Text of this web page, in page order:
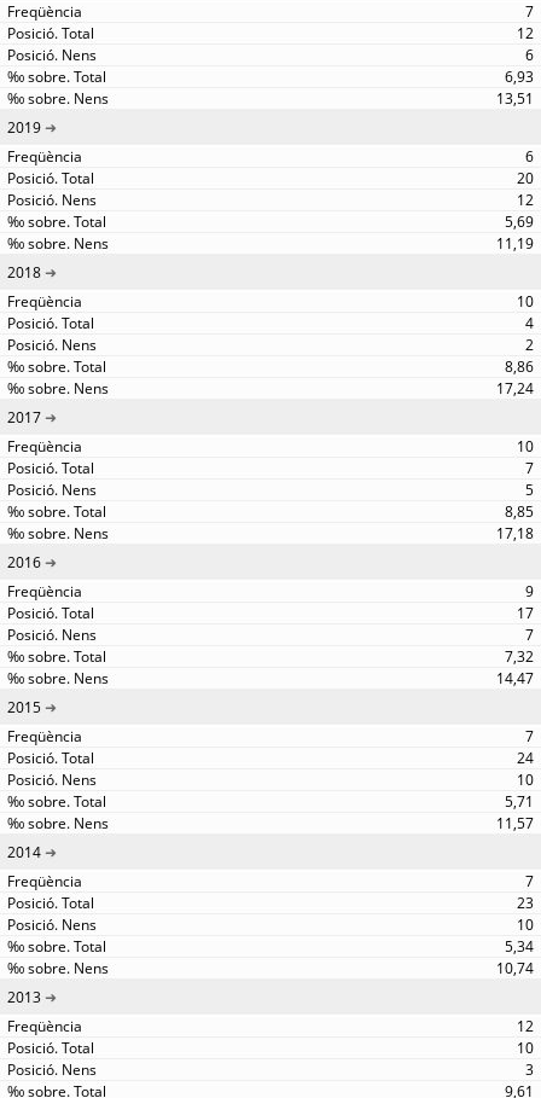
7
12
6
6,93
13,51
2019
6
20
12
5,69
11,19
2018
10
4
2
8,86
17,24
2017
10
7
5
8,85
17,18
2016
9
17
7
7,32
14,47
2015
7
24
10
5,71
11,57
2014
7
23
10
5,34
10,74
2013
12
10
3
9,61